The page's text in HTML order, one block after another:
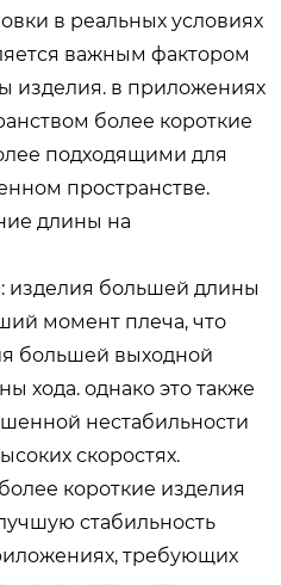
в реальных условиях
важным фактором
изделия. в приложениях
более короткие
подходящими для
пространстве.
длины на
изделия большей длины
момент плеча, что
большей выходной
хода. однако это также
нестабильности
скоростях.
короткие изделия
стабильность
требующих